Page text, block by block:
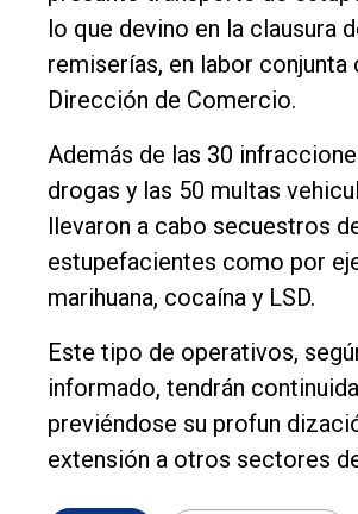
lo que devino en la clausura
remiserías, en labor conjunta
Dirección de Comercio.
Además de las 30
drogas y las 50 multas
llevaron a cabo secuestros
estupefacientes como por
marihuana, cocaína y LSD.
Este tipo de operativos,
informado, tendrán
previéndose su profun
extensión a otros sectores